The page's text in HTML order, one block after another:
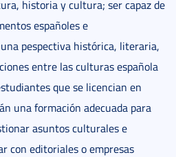
historia y cultura; ser capaz de
españoles e
pespectiva histórica, literaria,
entre las culturas española
que se licencian en
una formación adecuada para
asuntos culturales e
con editoriales o empresas